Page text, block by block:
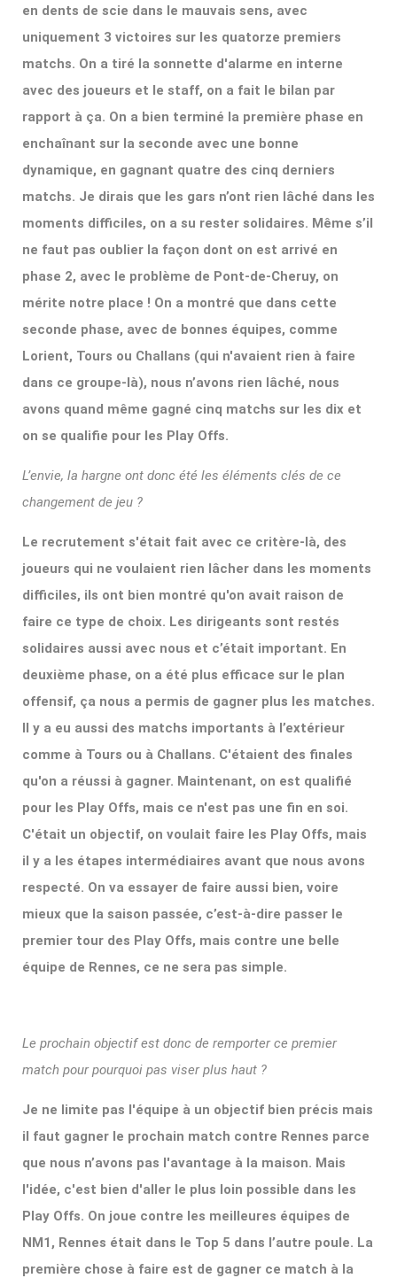
en dents de scie dans le mauvais sens, avec
uniquement 3 victoires sur les quatorze premiers
matchs. On a tiré la sonnette d'alarme en interne
avec des joueurs et le staff, on a fait le bilan par
rapport à ça. On a bien terminé la première phase en
enchaînant sur la seconde avec une bonne
dynamique, en gagnant quatre des cinq derniers
matchs. Je dirais que les gars n’ont rien lâché dans les
moments difficiles, on a su rester solidaires. Même s’il
ne faut pas oublier la façon dont on est arrivé en
phase 2, avec le problème de Pont-de-Cheruy, on
mérite notre place ! On a montré que dans cette
seconde phase, avec de bonnes équipes, comme
Lorient, Tours ou Challans (qui n'avaient rien à faire
dans ce groupe-là), nous n’avons rien lâché, nous
avons quand même gagné cinq matchs sur les dix et
on se qualifie pour les Play Offs.
L’envie, la hargne ont donc été les éléments clés de ce
changement de jeu ?
Le recrutement s'était fait avec ce critère-là, des
joueurs qui ne voulaient rien lâcher dans les moments
difficiles, ils ont bien montré qu'on avait raison de
faire ce type de choix. Les dirigeants sont restés
solidaires aussi avec nous et c’était important. En
deuxième phase, on a été plus efficace sur le plan
offensif, ça nous a permis de gagner plus les matches.
Il y a eu aussi des matchs importants à l’extérieur
comme à Tours ou à Challans. C'étaient des finales
qu'on a réussi à gagner. Maintenant, on est qualifié
pour les Play Offs, mais ce n'est pas une fin en soi.
C'était un objectif, on voulait faire les Play Offs, mais
il y a les étapes intermédiaires avant que nous avons
respecté. On va essayer de faire aussi bien, voire
mieux que la saison passée, c’est-à-dire passer le
premier tour des Play Offs, mais contre une belle
équipe de Rennes, ce ne sera pas simple.
Le prochain objectif est donc de remporter ce premier
match pour pourquoi pas viser plus haut ?
Je ne limite pas l'équipe à un objectif bien précis mais
il faut gagner le prochain match contre Rennes parce
que nous n’avons pas l'avantage à la maison. Mais
l'idée, c'est bien d'aller le plus loin possible dans les
Play Offs. On joue contre les meilleures équipes de
NM1, Rennes était dans le Top 5 dans l’autre poule. La
première chose à faire est de gagner ce match à la